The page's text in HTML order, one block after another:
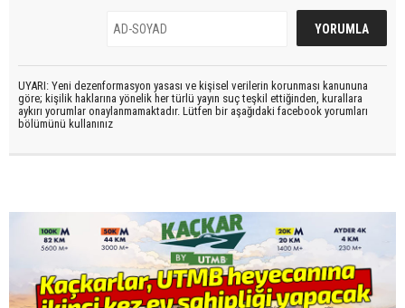
UYARI: Yeni dezenformasyon yasası ve kişisel verilerin korunması kanununa
göre; kişilik haklarına yönelik her türlü yayın suç teşkil ettiğinden, kurallara
aykırı yorumlar onaylanmamaktadır. Lütfen bir aşağıdaki facebook yorumları
bölümünü kullanınız